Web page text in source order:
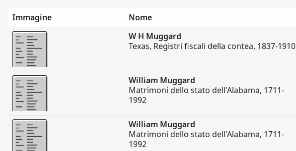
Immagine Nome
Altro
W H Muggard
Texas, Registri fiscali della contea, 1837-1910
Altro
William Muggard
Matrimoni dello stato dell'Alabama, 1711-
1992
Altro
William Muggard
Matrimoni dello stato dell'Alabama, 1711-
1992